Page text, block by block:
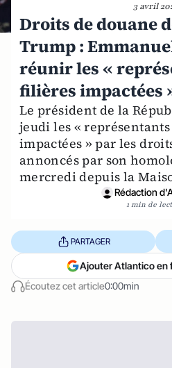
3 avril
Droits de douane
Trump :
réunir les «
filières impactées
Le président de la
jeudi les «
impactées » par les
annoncés par son
mercredi depuis la
Rédaction
1 min de
Écoutez cet article0:00min
PARTAGER
Ajouter Atlantico en